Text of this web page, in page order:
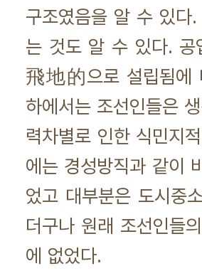
구조였음을 알 수 있다
는 것도 알 수 있다. 공
飛地的으로 설립됨에
하에서는 조선인들은
력차별로 인한 식민지
에는 경성방직과 같이
었고 대부분은 도시중
더구나 원래 조선인들
에 없었다.